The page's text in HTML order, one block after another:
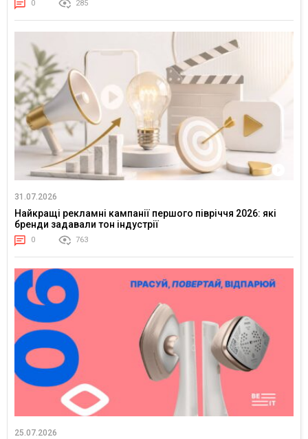
0 285
31.07.2026
Найкращі рекламні кампанії першого півріччя 2026: які
бренди задавали тон індустрії
0 763
25.07.2026